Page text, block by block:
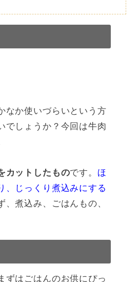
なか使いづらいという方
でしょうか？今回は牛肉
カットしたものです。 ほ
、じっくり煮込みにする
、煮込み、ごはんもの、
ずはごはんのお供にぴっ